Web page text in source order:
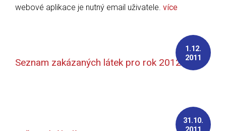
webové aplikace je nutný email uživatele. více
1.12.
2011
Seznam zakázaných látek pro rok 2012
31.10.